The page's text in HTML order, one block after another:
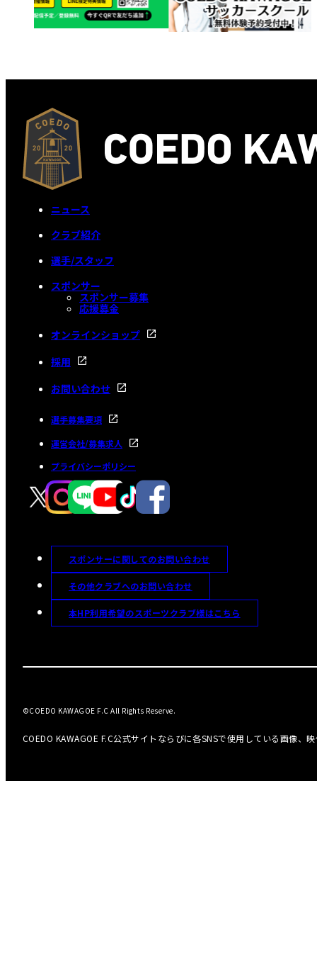
ニュース
クラブ紹介
選手/スタッフ
スポンサー
スポンサー募集
応援募金
オンラインショップ
採用
お問い合わせ
選手募集要項
運営会社/募集求人
プライバシーポリシー
スポンサーに関してのお問い合わせ
その他クラブへのお問い合わせ
本HP利用希望のスポーツクラブ様はこちら
COEDO KAWAGOE F.C公式サイトならびに各SNSで使用している画像、
©COEDO KAWAGOE F.C All Rights Reserve.